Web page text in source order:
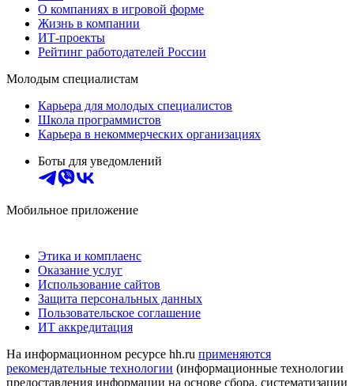
О компаниях в игровой форме
Жизнь в компании
ИТ-проекты
Рейтинг работодателей России
Молодым специалистам
Карьера для молодых специалистов
Школа программистов
Карьера в некоммерческих организациях
Боты для уведомлений
Мобильное приложение
Этика и комплаенс
Оказание услуг
Использование сайтов
Защита персональных данных
Пользовательское соглашение
ИТ аккредитация
На информационном ресурсе hh.ru применяются
рекомендательные технологии (информационные технологии
предоставления информации на основе сбора, систематизации